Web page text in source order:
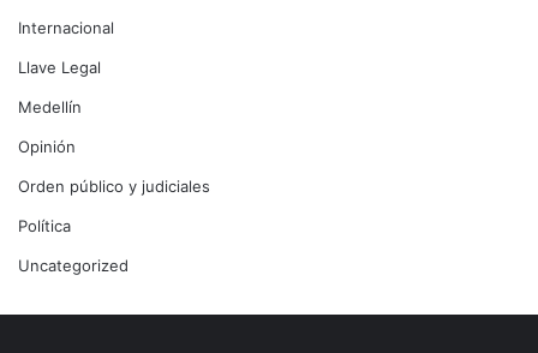
Internacional
Llave Legal
Medellín
Opinión
Orden público y judiciales
Política
Uncategorized